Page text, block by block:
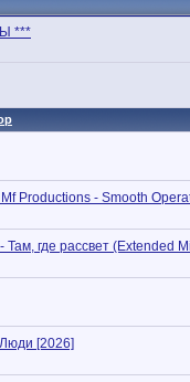
***
Productions - Smooth
Там, где рассвет (Extended
[2026]